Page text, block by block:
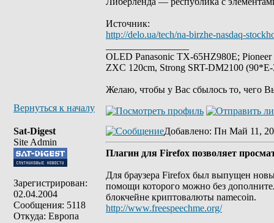
Источник:
http://delo.ua/tech/na-birzhe-nasdaq-
OLED Panasonic TX-65HZ980E;
ZXC 120cm, Strong SRT-DM2100
Желаю, чтобы у Вас сбылось то, чего
Вернуться к началу
Sat-Digest
Site Admin
Зарегистрирован:
02.04.2004
Сообщения: 5118
Откуда: Европа
Добавлено: Пн Май 11,
Плагин для Firefox позволяет
Для браузера Firefox был выпущен
помощи которого можно без
блокчейне криптовалюты namecoin.
http://www.freespeechme.org/